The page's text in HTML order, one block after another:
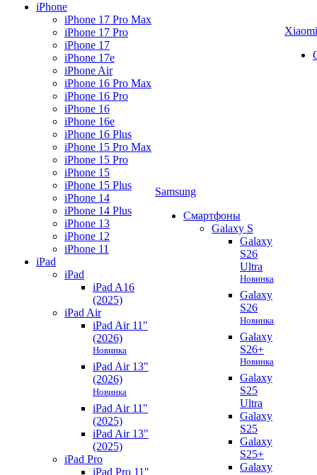
iPhone
iPhone 17 Pro Max
iPhone 17 Pro
iPhone 17
iPhone 17e
iPhone Air
iPhone 16 Pro Max
iPhone 16 Pro
iPhone 16
iPhone 16e
iPhone 16 Plus
iPhone 15 Pro Max
iPhone 15 Pro
iPhone 15
iPhone 15 Plus
iPhone 14
iPhone 14 Plus
iPhone 13
iPhone 12
iPhone 11
iPad
iPad
iPad A16
(2025)
iPad Air
iPad Air 11"
(2026)
Новинка
iPad Air 13"
(2026)
Новинка
iPad Air 11"
(2025)
iPad Air 13"
(2025)
iPad Pro
iPad Pro 11"
Samsung
Смартфоны
Galaxy S
Galaxy
S26
Ultra
Новинка
Galaxy
S26
Новинка
Galaxy
S26+
Новинка
Galaxy
S25
Ultra
Galaxy
S25
Galaxy
S25+
Galaxy
Xiaomi